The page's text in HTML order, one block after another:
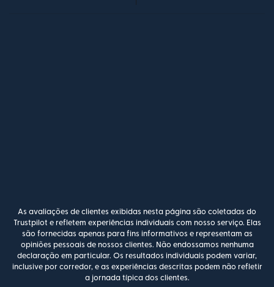
As avaliações de clientes exibidas nesta página são coletadas do
Trustpilot e refletem experiências individuais com nosso serviço. Elas
são fornecidas apenas para fins informativos e representam as
opiniões pessoais de nossos clientes. Não endossamos nenhuma
declaração em particular. Os resultados individuais podem variar,
inclusive por corredor, e as experiências descritas podem não refletir
a jornada típica dos clientes.